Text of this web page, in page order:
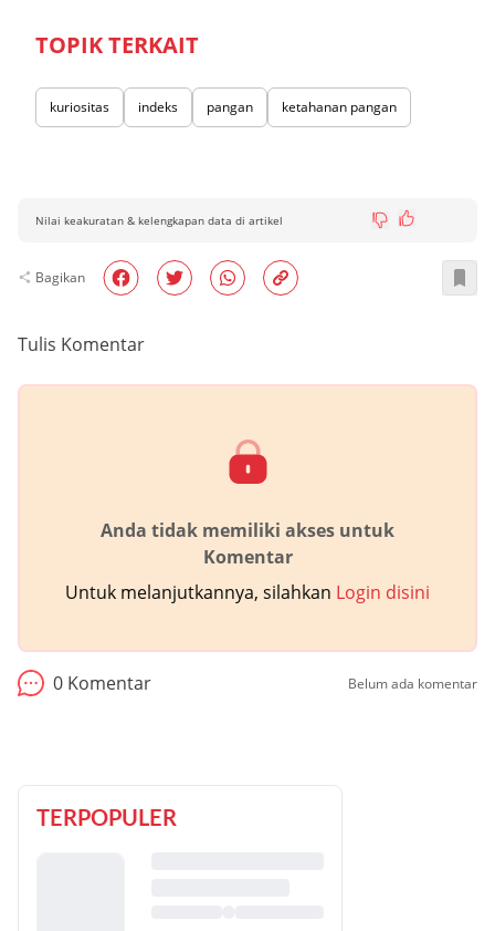
TOPIK TERKAIT
kuriositas indeks pangan ketahanan pangan
Nilai keakuratan & kelengkapan data di artikel
Bagikan
Tulis Komentar
Anda tidak memiliki akses untuk
Komentar
Untuk melanjutkannya, silahkan Login disini
0 Komentar Belum ada komentar
TERPOPULER